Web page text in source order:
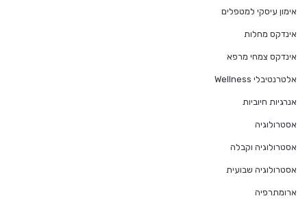
אימון עיסקי למטפלים
אינדקס מחלות
אינדקס צמחי מרפא
אלטרנטיבלי Wellness
אנרגיות חיוביות
אסטרולוגיה
אסטרולוגיה וקבלה
אסטרולוגיה שבועית
ארומתרפיה